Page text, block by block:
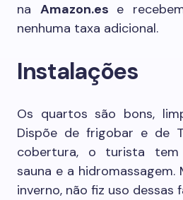
na Amazon.es e
nenhuma taxa adicional.
Instalações
Os quartos são bons,
Dispõe de frigobar e de
cobertura, o turista tem
sauna e a hidromassagem.
inverno, não fiz uso dessas